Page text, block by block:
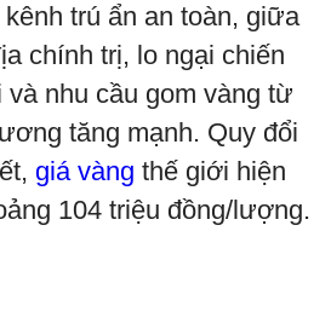
trú ẩn an toàn, giữa
chính trị, lo ngại chiến
nhu cầu gom vàng từ
tăng mạnh. Quy đổi
giá vàng thế giới hiện
104 triệu đồng/lượng.